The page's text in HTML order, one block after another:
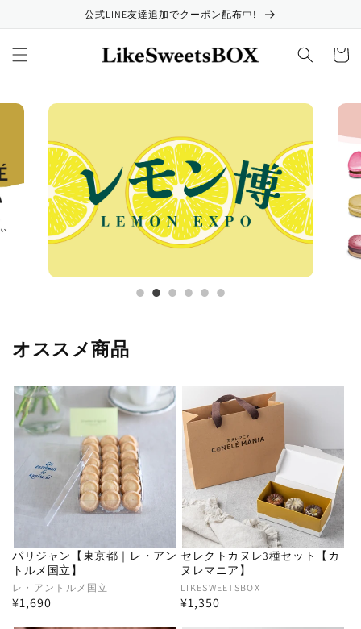
進む
公式LINE友達追加でクーポン配布中!
カ
ー
オススメ商品
パリジャン【東京都｜レ・アン
トルメ国立】
販
売
レ・アントルメ国立
通
¥1,690
セレクトカヌレ3種セット【カ
ヌレマニア】
販
売
LIKESWEETSBOX
通
¥1,350